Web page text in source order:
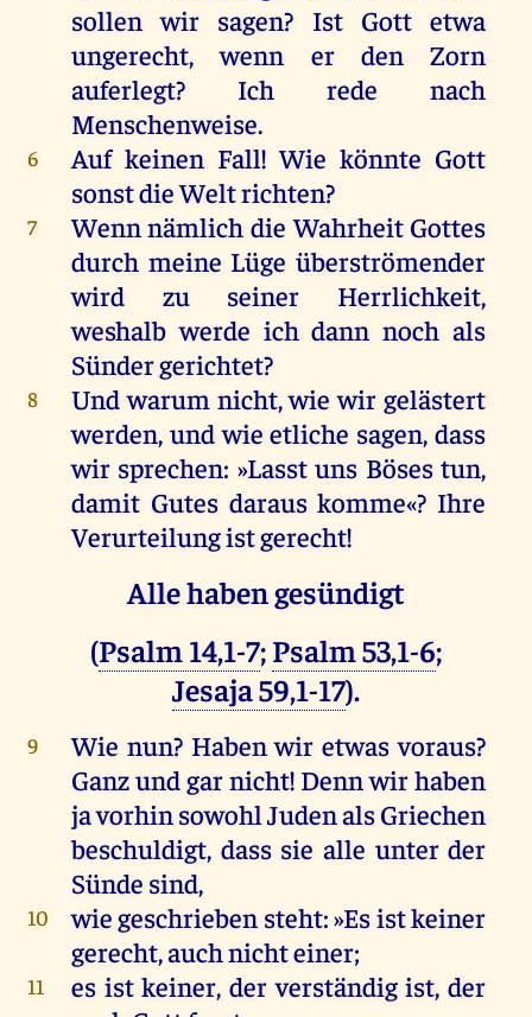
sollen wir sagen? Ist Gott etwa
ungerecht,wenn er den
Zorn
auferlegt? Ich rede
nach
Menschenweise.
6 Auf keinen Fall!Wie könnte Gott
sonstdieWeltrichten?
7 Wennnämlich die Wahrheit Gottes
durch meine Lüge überströmender
wird
zu seiner Herrlichkeit,
weshalbwerde ich dann noch als
Sündergerichtet?
8 Und warum nicht,wie wir gelästert
werden, und wie etliche sagen, dass
wir sprechen: »Lasstuns Böses tun,
damit Gutes daraus komme«? Ihre
Verurteilungistgerecht!
Alle haben gesündigt
(Psalm 14,1-7;Psalm 53,1-6;
Jesaja 59,1-17).
9 Wie nun? Haben wir etwas voraus?
Ganzundgarnicht! Dennwirhaben
javorhinsowohlJudenalsGriechen
beschuldigt, dass sie alle unter der
Sünde sind,
10 wiegeschrieben steht: »Esistkeiner
gerecht,auchnichteiner;
11 es ist keiner,der verständig ist,der